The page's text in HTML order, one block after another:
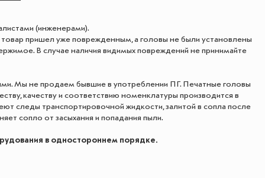
(инженерами).
товар пришел уже поврежденным, а головы не были установлены
В случае наличия видимых повреждений не принимайте
Мы не продаем бывшие в употреблении ПГ. Печатные головы
качеству и соответствию номенклатуры производится в
следы транспортировочной жидкости, залитой в сопла после
сопло от засыхания и попадания пыли.
в одностороннем порядке.